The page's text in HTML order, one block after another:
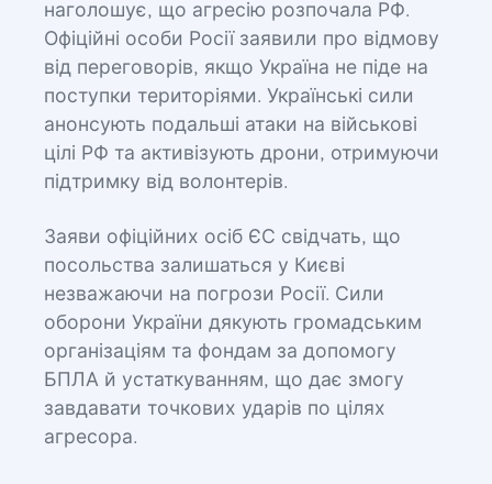
наголошує, що агресію розпочала РФ.
Офіційні особи Росії заявили про відмову
від переговорів, якщо Україна не піде на
поступки територіями. Українські сили
анонсують подальші атаки на військові
цілі РФ та активізують дрони, отримуючи
підтримку від волонтерів.
Заяви офіційних осіб ЄС свідчать, що
посольства залишаться у Києві
незважаючи на погрози Росії. Сили
оборони України дякують громадським
організаціям та фондам за допомогу
БПЛА й устаткуванням, що дає змогу
завдавати точкових ударів по цілях
агресора.